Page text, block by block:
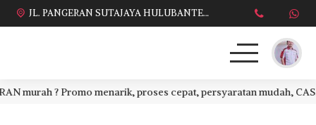
JL. PANGERAN SUTAJAYA HULUBANTENG LOR PABUARAN CIREBON TIMUR, Ds. Babakan gebang cirebon Gebang udik cirebon Ciledug cirebon Karang wareng cirebon
HONDA
murah ? Promo menarik, proses cepat, persyaratan mudah,